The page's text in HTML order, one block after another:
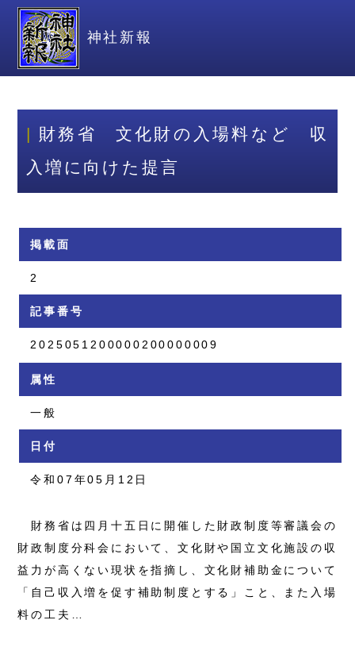
神社新報
財務省 文化財の入場料など 収
入増に向けた提言
掲載面
2
記事番号
2025051200000200000009
属性
一般
日付
令和07年05月12日
財務省は四月十五日に開催した財政制度等審議会の
財政制度分科会において、文化財や国立文化施設の収
益力が高くない現状を指摘し、文化財補助金について
「自己収入増を促す補助制度とする」こと、また入場
料の工夫…